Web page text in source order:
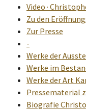
Video ·
Zu den
Zur Presse
-
Werke der
Werke im
Werke der Art
Pressematerial
Biografie